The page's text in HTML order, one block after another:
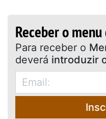
Receber o
Para receber o
deverá introduzir